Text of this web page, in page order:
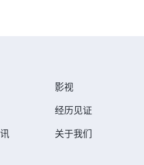
事了，可为什么一想到爸爸
难受呢？她起身向神祷告
好，他不干，他恨你；你说
妹有毛病、有问题，他不
影视
经历见证
关于我们